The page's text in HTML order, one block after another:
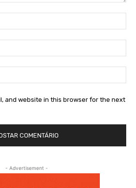
and website in this browser for the next
- Advertisement -